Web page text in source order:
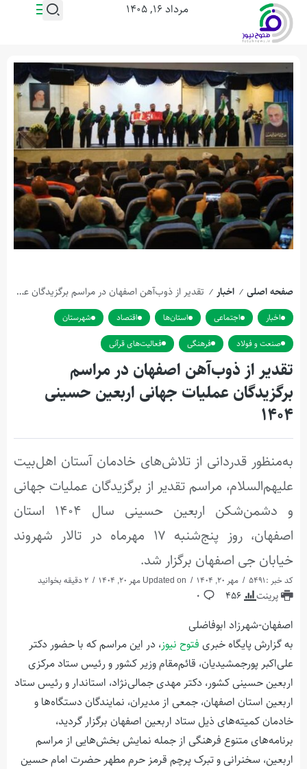
مرداد ۱۶, ۱۴۰۵
صفحه اصلی / اخبار / تقدیر از ذوب‌آهن اصفهان در مراسم برگزیدگان عملیات جهانی اربعین حسینی ۱۴۰۴
اخبار اجتماعی استان‌ها اقتصاد
شهرستان
صنعت و فولاد
فرهنگی فعالیت‌های قرآنی
تقدیر از ذوب‌آهن اصفهان در مراسم
برگزیدگان عملیات جهانی اربعین حسینی
۱۴۰۴
به‌منظور قدردانی از تلاش‌های خادمان آستان اهل‌بیت
علیهم‌السلام، مراسم تقدیر از برگزیدگان عملیات جهانی
و دشمن‌شکن اربعین حسینی سال ۱۴۰۴ استان
اصفهان، روز پنج‌شنبه ۱۷ مهرماه در تالار شهروند
خیابان جی اصفهان برگزار شد.
کد خبر :5491 مهر 20, 1404
پرینت 456
0
اصفهان-شهرزاد ابوفاضلی
به گزارش پایگاه خبری فتوح نیوز، در این مراسم که با حضور دکتر
علی‌اکبر پورجمشیدیان، قائم‌مقام وزیر کشور و رئیس ستاد مرکزی
اربعین حسینی کشور، دکتر مهدی جمالی‌نژاد، استاندار و رئیس ستاد
اربعین استان اصفهان، جمعی از مدیران، نمایندگان دستگاه‌ها و
خادمان کمیته‌های ذیل ستاد اربعین اصفهان برگزار گردید،
برنامه‌های متنوع فرهنگی از جمله نمایش بخش‌هایی از مراسم
اربعین، سخنرانی و تبرک پرچم قرمز حرم مطهر حضرت امام حسین